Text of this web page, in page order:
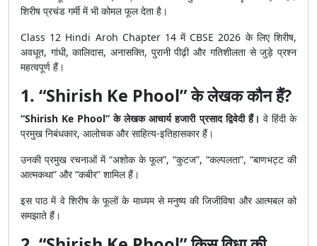
शिरीष प्रचंड गर्मी में भी कोमल फूल देता है।
Class 12 Hindi Aroh Chapter 14 में CBSE 2026 के लिए शिरीष,
अवधूत, गांधी, कालिदास, अनासक्ति, पुरानी पीढ़ी और गतिशीलता से जुड़े प्रश्न
महत्वपूर्ण हैं।
1. “Shirish Ke Phool” के लेखक कौन हैं?
“Shirish Ke Phool” के लेखक आचार्य हजारी प्रसाद द्विवेदी हैं। वे हिंदी के
प्रमुख निबंधकार, आलोचक और साहित्य-इतिहासकार हैं।
उनकी प्रमुख रचनाओं में “अशोक के फूल”, “कुटज”, “कल्पलता”, “बाणभट्ट की
आत्मकथा” और “कबीर” शामिल हैं।
इस पाठ में वे शिरीष के फूलों के माध्यम से मनुष्य की जिजीविषा और आत्मबल को
समझाते हैं।